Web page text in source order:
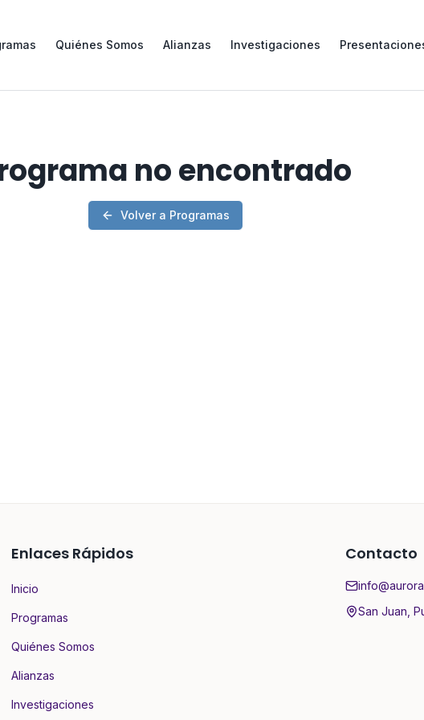
Quiénes Somos Alianzas Investigaciones
no encontrado
Volver a Programas
Enlaces Rápidos
Inicio
Programas
Quiénes Somos
Alianzas
Investigaciones
Contacto
San Juan,